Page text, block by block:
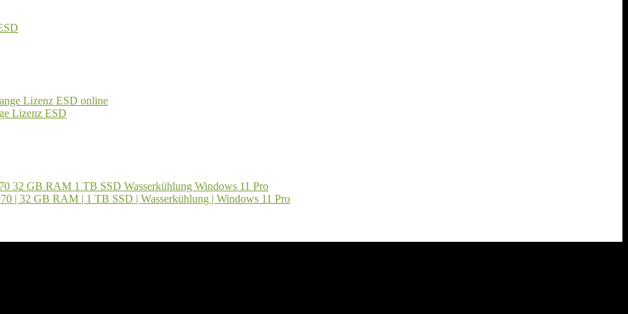
Lizenz ESD
| 32 GB RAM | 1 TB SSD | Wasserkühlung | Windows 11 Pro